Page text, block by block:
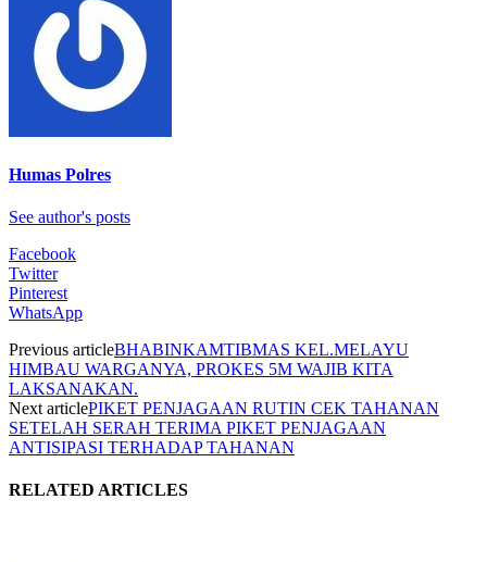
Humas Polres
See author's posts
Facebook
Twitter
Pinterest
WhatsApp
Previous articleBHABINKAMTIBMAS KEL.MELAYU
HIMBAU WARGANYA, PROKES 5M WAJIB KITA
LAKSANAKAN.
Next articlePIKET PENJAGAAN RUTIN CEK TAHANAN
SETELAH SERAH TERIMA PIKET PENJAGAAN
ANTISIPASI TERHADAP TAHANAN
RELATED ARTICLES